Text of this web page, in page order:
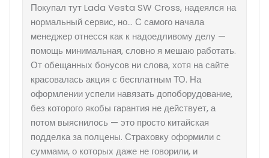
Покупал тут Lada Vesta SW Cross, надеялся на
нормальный сервис, но… С самого начала
менеджер отнесся как к надоедливому делу —
помощь минимальная, словно я мешаю работать.
От обещанных бонусов ни слова, хотя на сайте
красовалась акция с бесплатным ТО. На
оформлении успели навязать допоборудование,
без которого якобы гарантия не действует, а
потом выяснилось — это просто китайская
подделка за полцены. Страховку оформили с
суммами, о которых даже не говорили, и